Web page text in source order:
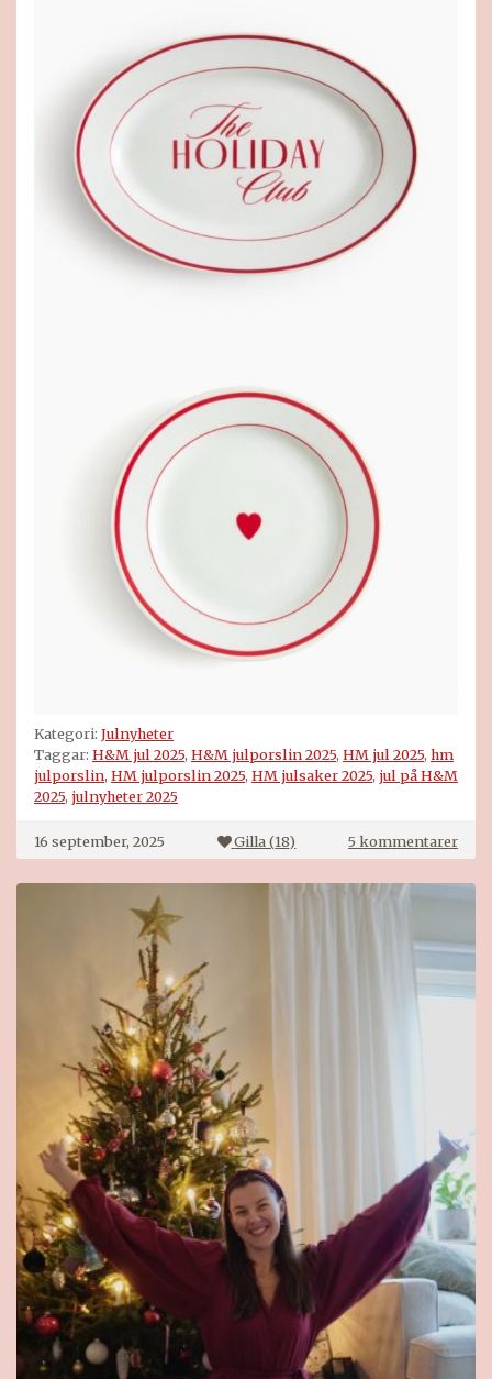
Kategori: Julnyheter
Taggar: H&M jul 2025, H&M julporslin 2025, HM jul 2025, hm
julporslin, HM julporslin 2025, HM julsaker 2025, jul på H&M
2025, julnyheter 2025
16 september, 2025 Gilla (18) 5 kommentarertill
jul